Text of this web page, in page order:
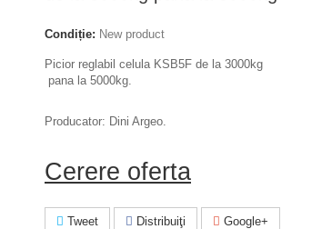
Condiție: New product
Picior reglabil celula KSB5F de la 3000kg
pana la 5000kg.
Producator: Dini Argeo.
Cerere oferta
Tweet Distribuiţi Google+